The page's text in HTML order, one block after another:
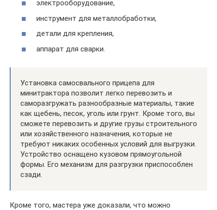
электрооборудование,
инструмент для металлобработки,
детали для крепления,
аппарат для сварки.
Установка самосвального прицепа для
минитрактора позволит легко перевозить и
саморазгружать разнообразные материалы, такие
как щебень, песок, уголь или грунт. Кроме того, вы
сможете перевозить и другие грузы строительного
или хозяйственного назначения, которые не
требуют никаких особенных условий для выгрузки.
Устройство оснащено кузовом прямоугольной
формы. Его механизм для разгрузки приспособлен
сзади.
Кроме того, мастера уже доказали, что можно